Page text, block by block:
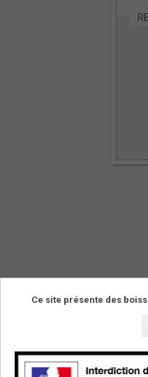
NOS
Vins
Vins
Ce site présente des